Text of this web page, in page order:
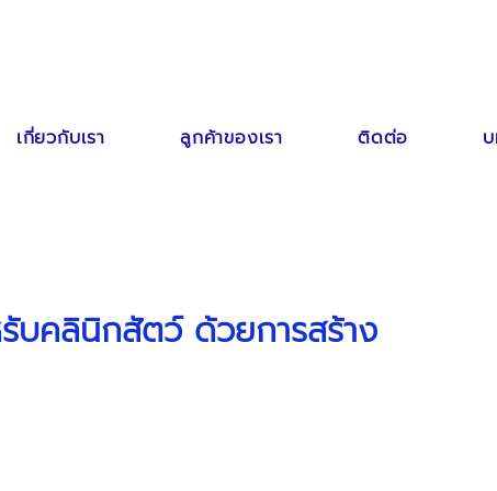
เกี่ยวกับเรา ลูกค้าของเรา ติดต่อ
บคลินิกสัตว์ ด้วยการสร้าง